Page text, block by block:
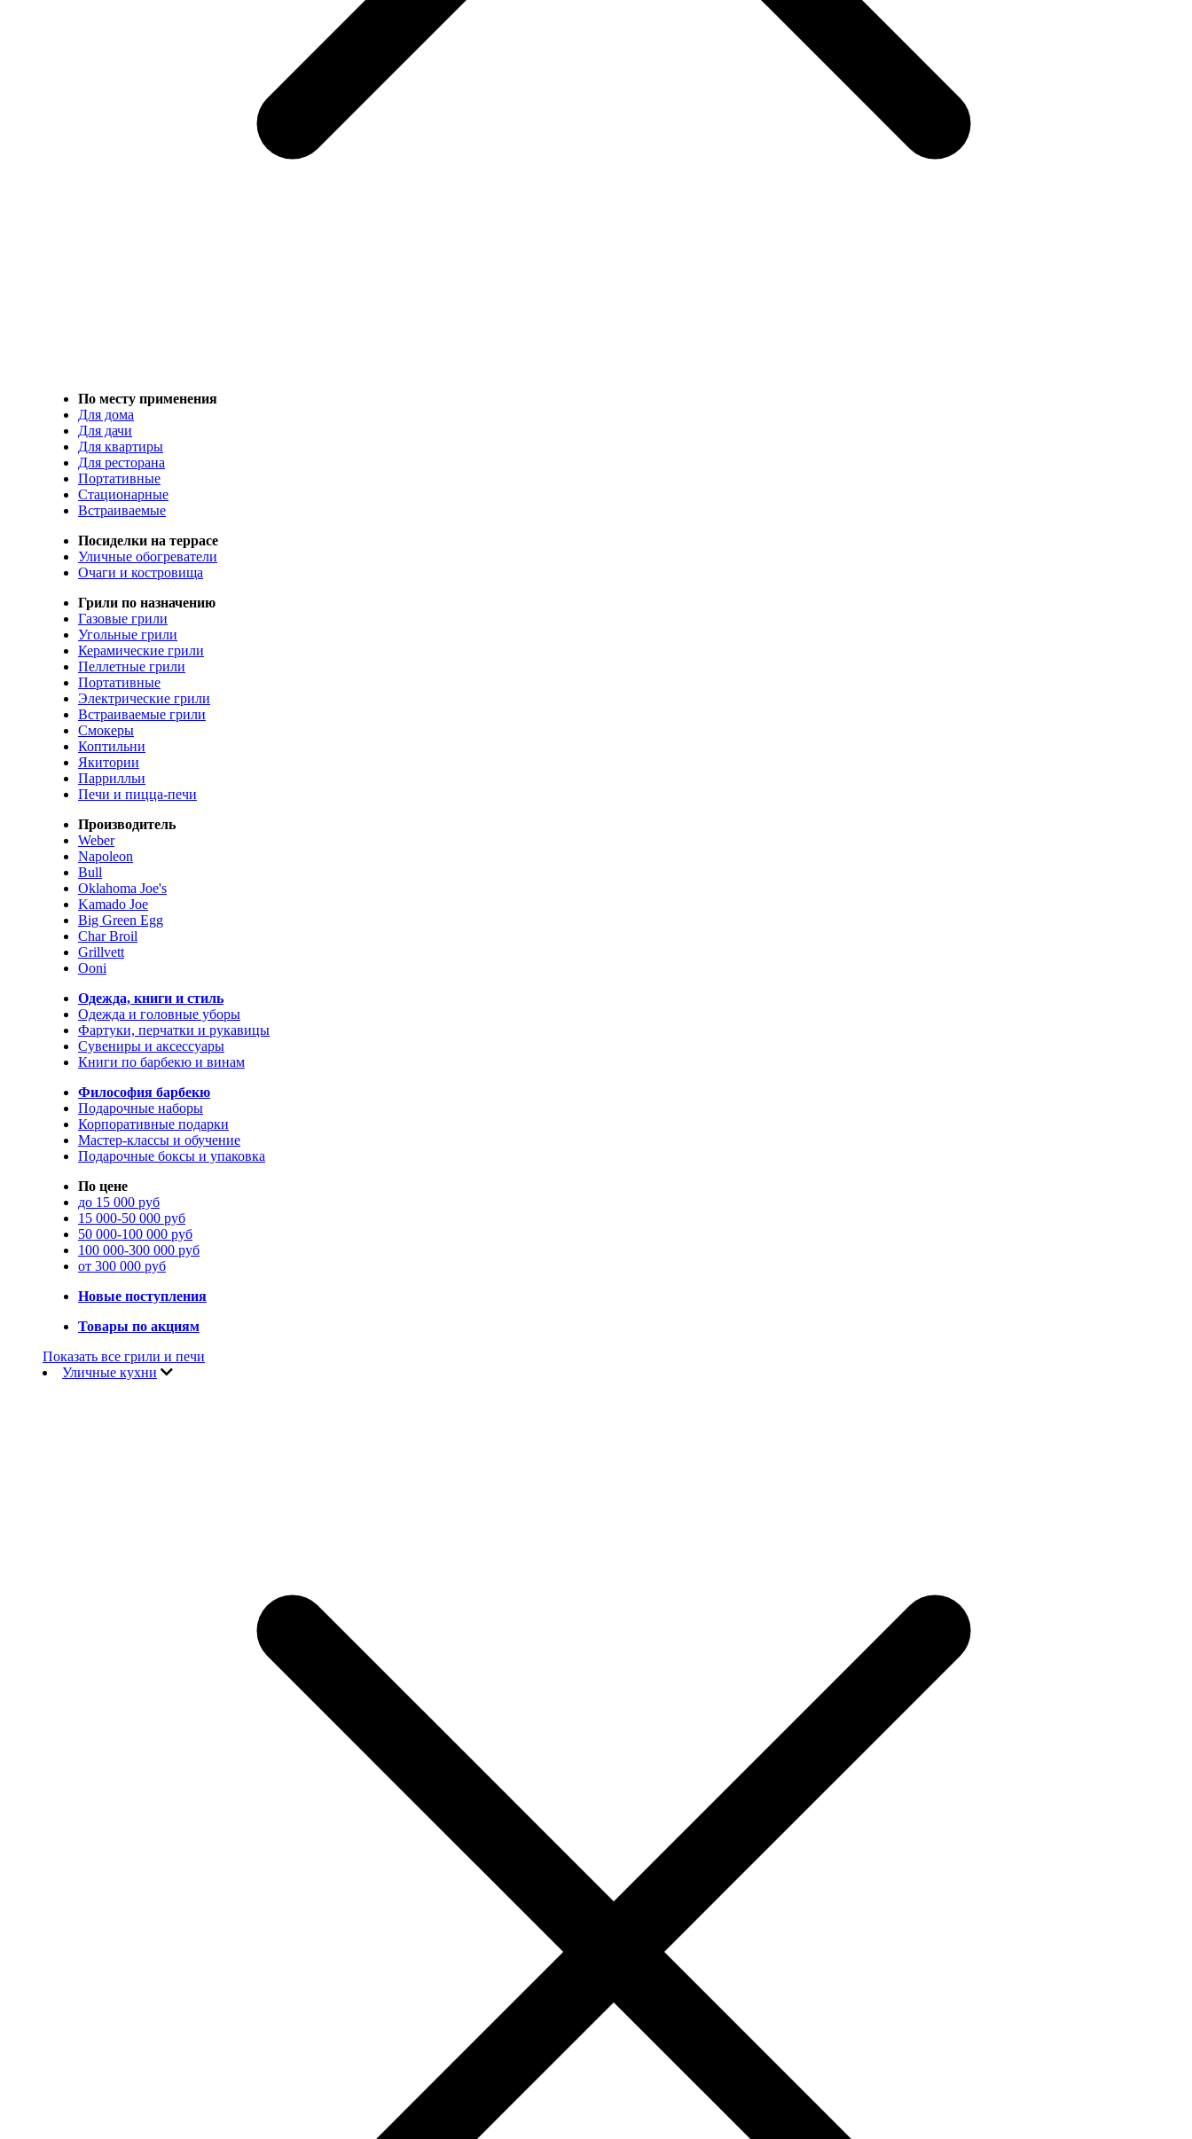
По месту применения
Для дома
Для дачи
Для квартиры
Для ресторана
Портативные
Стационарные
Встраиваемые
Посиделки на террасе
Уличные обогреватели
Очаги и костровища
Грили по назначению
Газовые грили
Угольные грили
Керамические грили
Пеллетные грили
Портативные
Электрические грили
Встраиваемые грили
Смокеры
Коптильни
Якитории
Паррилльи
Печи и пицца-печи
Производитель
Weber
Napoleon
Bull
Oklahoma Joe's
Kamado Joe
Big Green Egg
Char Broil
Grillvett
Ooni
Одежда, книги и стиль
Одежда и головные уборы
Фартуки, перчатки и рукавицы
Сувениры и аксессуары
Книги по барбекю и винам
Философия барбекю
Подарочные наборы
Корпоративные подарки
Мастер-классы и обучение
Подарочные боксы и упаковка
По цене
до 15 000 руб
15 000-50 000 руб
50 000-100 000 руб
100 000-300 000 руб
от 300 000 руб
Новые поступления
Товары по акциям
Показать все грили и печи
Уличные кухни